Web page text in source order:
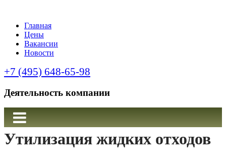
Главная
Цены
Вакансии
Новости
+7 (495) 648-65-98
Деятельность компании
Утилизация жидких отходов